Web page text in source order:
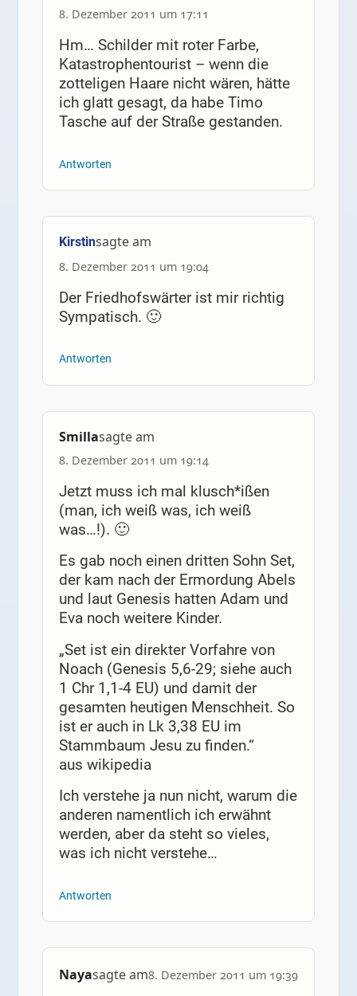
8. Dezember 2011 um 17:11
Hm… Schilder mit roter Farbe,
Katastrophentourist – wenn die
zotteligen Haare nicht wären, hätte
ich glatt gesagt, da habe Timo
Tasche auf der Straße gestanden.
Antworten
Kirstinsagte am
8. Dezember 2011 um 19:04
Der Friedhofswärter ist mir richtig
Sympatisch. 🙂
Antworten
Smillasagte am
8. Dezember 2011 um 19:14
Jetzt muss ich mal klusch*ißen
(man, ich weiß was, ich weiß
was…!). 🙂
Es gab noch einen dritten Sohn Set,
der kam nach der Ermordung Abels
und laut Genesis hatten Adam und
Eva noch weitere Kinder.
„Set ist ein direkter Vorfahre von
Noach (Genesis 5,6-29; siehe auch
1 Chr 1,1-4 EU) und damit der
gesamten heutigen Menschheit. So
ist er auch in Lk 3,38 EU im
Stammbaum Jesu zu finden.“
aus wikipedia
Ich verstehe ja nun nicht, warum die
anderen namentlich ich erwähnt
werden, aber da steht so vieles,
was ich nicht verstehe…
Antworten
Nayasagte am8. Dezember 2011 um 19:39